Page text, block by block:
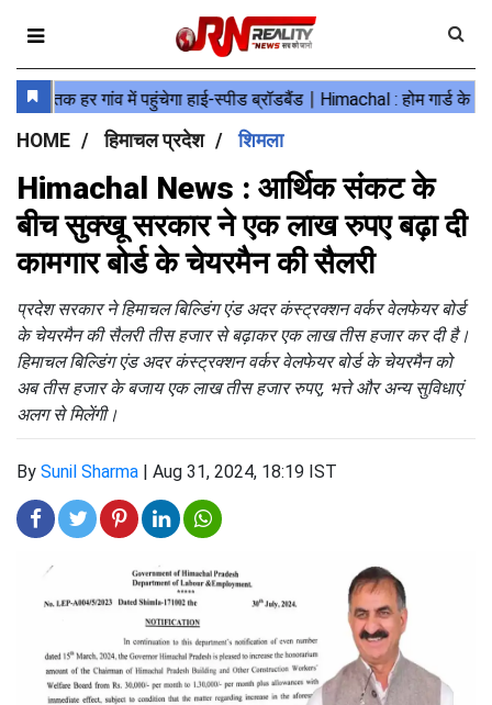
HOME हिमाचल प्रदेश शिमला
Himachal News : आर्थिक संकट के
बीच सुक्खू सरकार ने एक लाख रुपए बढ़ा दी
कामगार बोर्ड के चेयरमैन की सैलरी
प्रदेश सरकार ने हिमाचल बिल्डिंग एंड अदर कंस्ट्रक्शन वर्कर वेलफेयर बोर्ड
के चेयरमैन की सैलरी तीस हजार से बढ़ाकर एक लाख तीस हजार कर दी है।
हिमाचल बिल्डिंग एंड अदर कंस्ट्रक्शन वर्कर वेलफेयर बोर्ड के चेयरमैन को
अब तीस हजार के बजाय एक लाख तीस हजार रुपए, भत्ते और अन्य सुविधाएं
अलग से मिलेंगी।
By Sunil Sharma | Aug 31, 2024, 18:19 IST